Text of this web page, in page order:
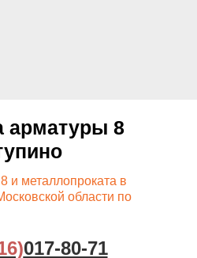
арматуры 8
и металлопроката в
области по
017-80-71